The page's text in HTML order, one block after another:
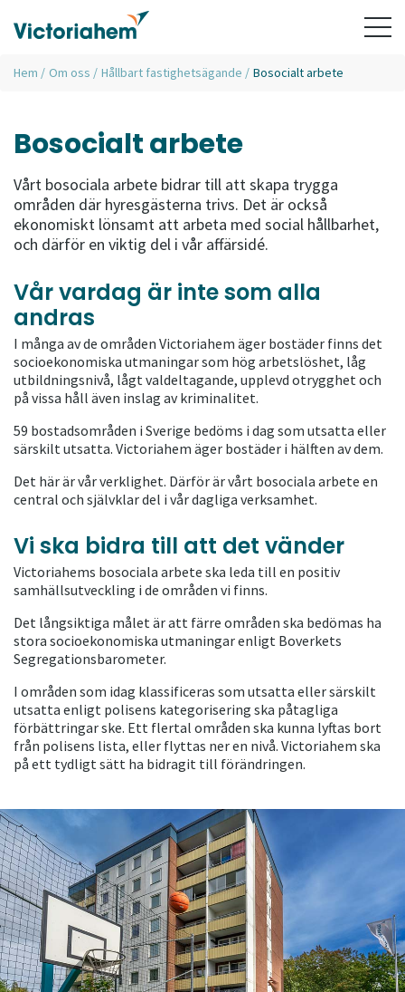
Hem / Om oss / Hållbart fastighetsägande / Bosocialt arbete
Bosocialt arbete
Vårt bosociala arbete bidrar till att skapa trygga
områden där hyresgästerna trivs. Det är också
ekonomiskt lönsamt att arbeta med social hållbarhet,
och därför en viktig del i vår affärsidé.
Vår vardag är inte som alla
andras
I många av de områden Victoriahem äger bostäder finns det
socioekonomiska utmaningar som hög arbetslöshet, låg
utbildningsnivå, lågt valdeltagande, upplevd otrygghet och
på vissa håll även inslag av kriminalitet.
59 bostadsområden i Sverige bedöms i dag som utsatta eller
särskilt utsatta. Victoriahem äger bostäder i hälften av dem.
Det här är vår verklighet. Därför är vårt bosociala arbete en
central och självklar del i vår dagliga verksamhet.
Vi ska bidra till att det vänder
Victoriahems bosociala arbete ska leda till en positiv
samhällsutveckling i de områden vi finns.
Det långsiktiga målet är att färre områden ska bedömas ha
stora socioekonomiska utmaningar enligt Boverkets
Segregationsbarometer.
I områden som idag klassificeras som utsatta eller särskilt
utsatta enligt polisens kategorisering ska påtagliga
förbättringar ske. Ett flertal områden ska kunna lyftas bort
från polisens lista, eller flyttas ner en nivå. Victoriahem ska
på ett tydligt sätt ha bidragit till förändringen.